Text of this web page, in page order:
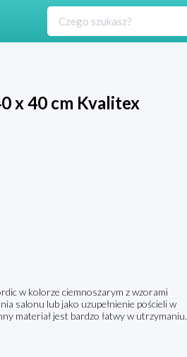
x 40 cm Kvalitex
w kolorze ciemnoszarym z wzorami
salonu lub jako uzupełnienie pościeli w
materiał jest bardzo łatwy w utrzymaniu.